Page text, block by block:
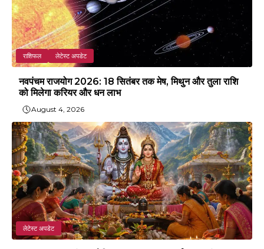
राशिफल लेटेस्ट अपडेट
नवपंचम राजयोग 2026: 18 सितंबर तक मेष, मिथुन और तुला राशि
को मिलेगा करियर और धन लाभ
August 4, 2026
लेटेस्ट अपडेट